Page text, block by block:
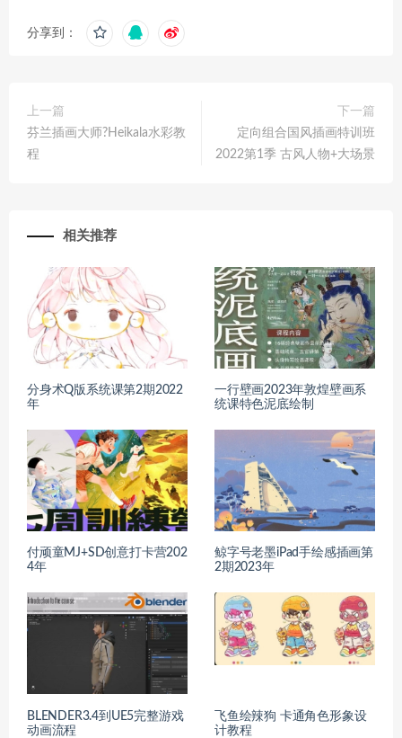
分享到：
上一篇
芬兰插画大师?Heikala水彩教
程
下一篇
定向组合国风插画特训班
2022第1季 古风人物+大场景
相关推荐
分身术Q版系统课第2期2022
年
一行壁画2023年敦煌壁画系
统课特色泥底绘制
付顽童MJ+SD创意打卡营202
4年
鲸字号老墨iPad手绘感插画第
2期2023年
BLENDER3.4到UE5完整游戏
动画流程
飞鱼绘辣狗 卡通角色形象设
计教程